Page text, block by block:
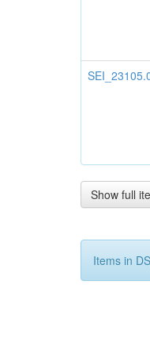
Show full
Items in